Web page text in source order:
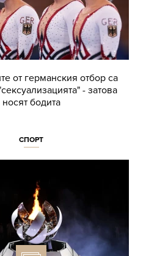
от германския отбор са
- затова
носят бодита
СПОРТ